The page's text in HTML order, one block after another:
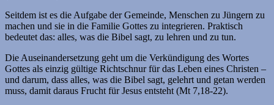
Seitdem ist es die Aufgabe der Gemeinde, Menschen zu Jüngern zu
machen und sie in die Familie Gottes zu integrieren. Praktisch
bedeutet das: alles, was die Bibel sagt, zu lehren und zu tun.
Die Auseinandersetzung geht um die Verkündigung des Wortes
Gottes als einzig gültige Richtschnur für das Leben eines Christen –
und darum, dass alles, was die Bibel sagt, gelehrt und getan werden
muss, damit daraus Frucht für Jesus entsteht (Mt 7,18-22).